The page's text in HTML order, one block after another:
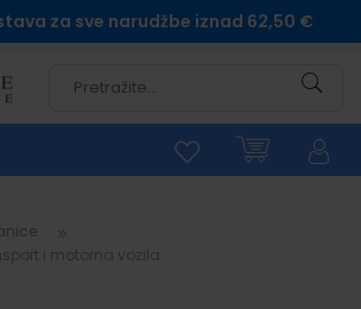
za sve narudžbe iznad 62,50 €